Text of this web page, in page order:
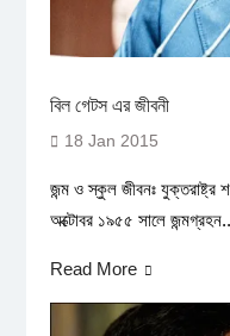
বিল গেটস এর জীবনী
18 Jan 2015
জন্ম ও স্কুল জীবনঃ
অক্টোবর ১৯৫৫ সালে
Read More